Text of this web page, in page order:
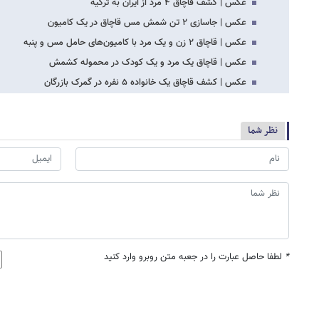
عکس | جاسازی ۲ تن شمش مس قاچاق در یک کامیون
عکس | قاچاق ۲ زن و یک مرد با کامیون‌های حامل مس و پنبه
عکس | قاچاق یک مرد و یک کودک در محموله کشمش
عکس | کشف قاچاق یک خانواده ۵ نفره در گمرک بازرگان
نظر شما
* لطفا حاصل عبارت را در جعبه متن روبرو وارد کنید